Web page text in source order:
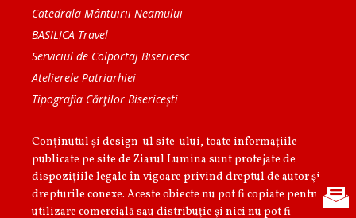
Catedrala Mântuirii Neamului
BASILICA Travel
Serviciul de Colportaj Bisericesc
Atelierele Patriarhiei
Tipografia Cărţilor Bisericeşti
Conținutul și design-ul site-ului, toate informaţiile
publicate pe site de Ziarul Lumina sunt protejate de
dispoziţiile legale în vigoare privind dreptul de autor şi
drepturile conexe. Aceste obiecte nu pot fi copiate pentru
utilizare comercială sau distribuţie şi nici nu pot fi